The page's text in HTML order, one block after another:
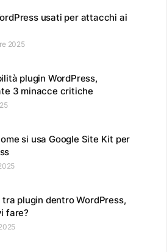
usati per attacchi ai
2025
plugin WordPress,
3 minacce critiche
si usa Google Site Kit per
plugin dentro WordPress,
fare?